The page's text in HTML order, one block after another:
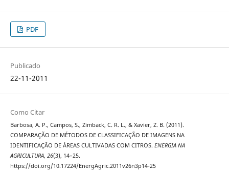
PDF
Publicado
22-11-2011
Como Citar
Barbosa, A. P., Campos, S., Zimback, C. R. L., & Xavier, Z. B. (2011).
COMPARAÇÃO DE MÉTODOS DE CLASSIFICAÇÃO DE IMAGENS NA
IDENTIFICAÇÃO DE ÁREAS CULTIVADAS COM CITROS. ENERGIA NA
AGRICULTURA, 26(3), 14–25.
https://doi.org/10.17224/EnergAgric.2011v26n3p14-25